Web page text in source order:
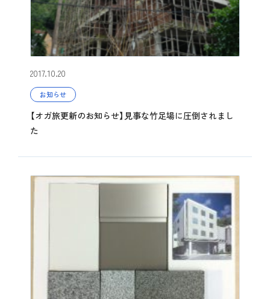
2017.10.20
お知らせ
【オガ旅更新のお知らせ】見事な竹足場に圧倒されまし
た